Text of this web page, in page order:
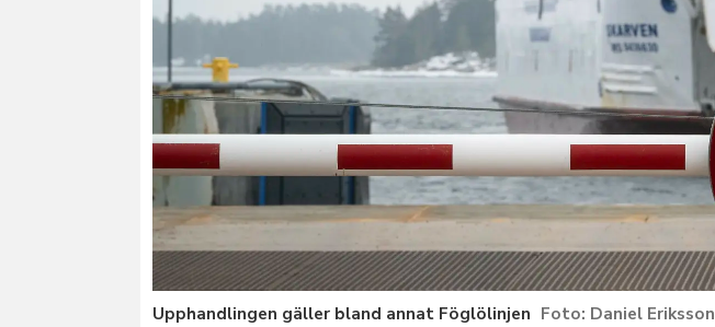
Upphandlingen gäller bland annat Föglölinjen Daniel Eriksson